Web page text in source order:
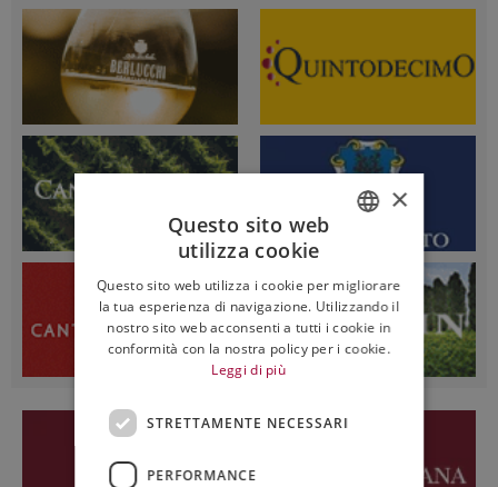
ENGLISH
×
Questo sito web
utilizza cookie
Questo sito web utilizza i cookie per migliorare
la tua esperienza di navigazione. Utilizzando il
nostro sito web acconsenti a tutti i cookie in
conformità con la nostra policy per i cookie.
Leggi di più
STRETTAMENTE NECESSARI
PERFORMANCE